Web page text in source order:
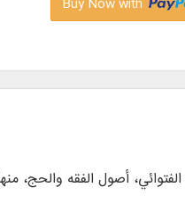
أصول الفقه والحج،